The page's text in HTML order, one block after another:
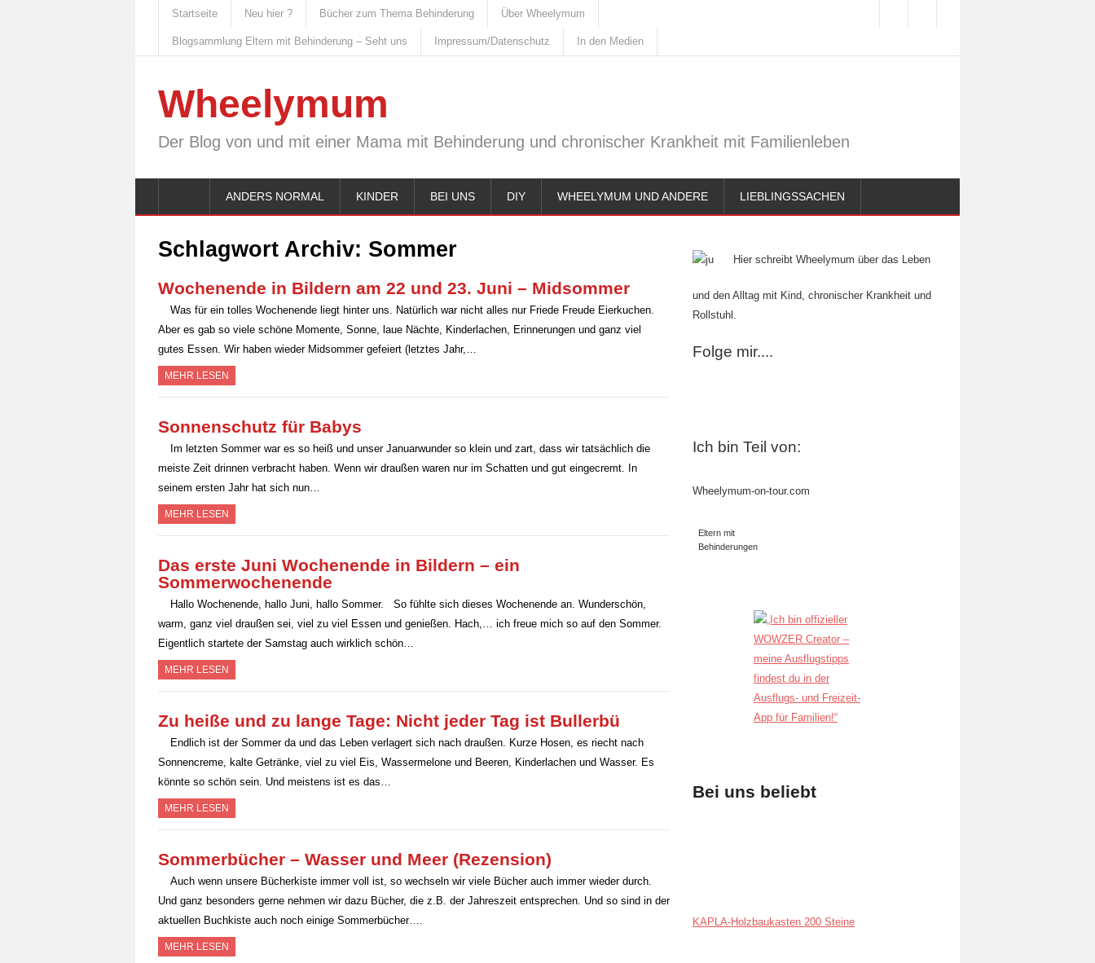
Startseite Neu hier ? Bücher zum Thema Behinderung Über Wheelymum
Blogsammlung Eltern mit Behinderung – Seht uns Impressum/Datenschutz In den Medien
Wheelymum
Der Blog von und mit einer Mama mit Behinderung und chronischer Krankheit mit Familienleben
ANDERS NORMAL KINDER BEI UNS DIY WHEELYMUM UND ANDERE LIEBLINGSSACHEN
Schlagwort Archiv: Sommer
Wochenende in Bildern am 22 und 23. Juni – Midsommer
Was für ein tolles Wochenende liegt hinter uns. Natürlich war nicht alles nur Friede Freude Eierkuchen.
Aber es gab so viele schöne Momente, Sonne, laue Nächte, Kinderlachen, Erinnerungen und ganz viel
gutes Essen. Wir haben wieder Midsommer gefeiert (letztes Jahr,…
MEHR LESEN
Sonnenschutz für Babys
Im letzten Sommer war es so heiß und unser Januarwunder so klein und zart, dass wir tatsächlich die
meiste Zeit drinnen verbracht haben. Wenn wir draußen waren nur im Schatten und gut eingecremt. In
seinem ersten Jahr hat sich nun…
MEHR LESEN
Das erste Juni Wochenende in Bildern – ein
Sommerwochenende
Hallo Wochenende, hallo Juni, hallo Sommer. So fühlte sich dieses Wochenende an. Wunderschön,
warm, ganz viel draußen sei, viel zu viel Essen und genießen. Hach,… ich freue mich so auf den Sommer.
Eigentlich startete der Samstag auch wirklich schön…
MEHR LESEN
Zu heiße und zu lange Tage: Nicht jeder Tag ist Bullerbü
Endlich ist der Sommer da und das Leben verlagert sich nach draußen. Kurze Hosen, es riecht nach
Sonnencreme, kalte Getränke, viel zu viel Eis, Wassermelone und Beeren, Kinderlachen und Wasser. Es
könnte so schön sein. Und meistens ist es das…
MEHR LESEN
Sommerbücher – Wasser und Meer (Rezension)
Auch wenn unsere Bücherkiste immer voll ist, so wechseln wir viele Bücher auch immer wieder durch.
Und ganz besonders gerne nehmen wir dazu Bücher, die z.B. der Jahreszeit entsprechen. Und so sind in der
aktuellen Buchkiste auch noch einige Sommerbücher….
MEHR LESEN
Hier schreibt Wheelymum über das Leben
und den Alltag mit Kind, chronischer Krankheit und
Rollstuhl.
Folge mir....
Ich bin Teil von:
Wheelymum-on-tour.com
Eltern mit
Behinderungen
Bei uns beliebt
KAPLA-Holzbaukasten 200 Steine